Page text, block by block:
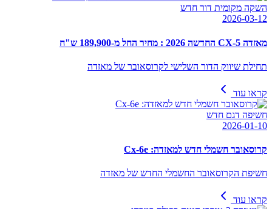
השקה מקומית דור חדש
2026-03-12
מאזדה CX-5 החדשה 2026 : מחיר החל מ-189,900 ש"ח
תחילת שיווק הדור השלישי לקרוסאובר של מאזדה
קראו עוד
חשיפה דגם חדש
2026-01-10
קרוסאובר חשמלי חדש למאזדה: Cx-6e
חשיפת הקרוסאובר החשמלי החדש של מאזדה
קראו עוד